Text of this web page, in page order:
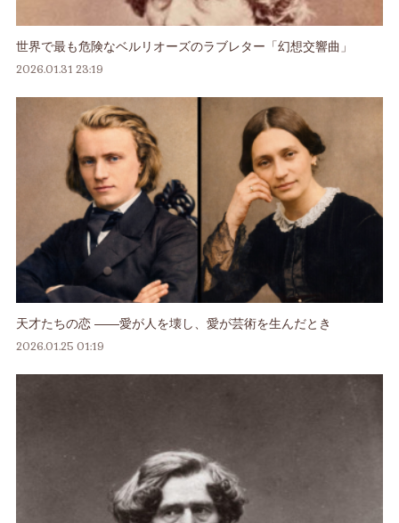
世界で最も危険なベルリオーズのラブレター「幻想交響曲」
2026.01.31 23:19
天才たちの恋 ――愛が人を壊し、愛が芸術を生んだとき
2026.01.25 01:19